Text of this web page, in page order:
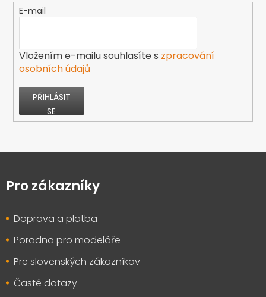
E-mail
Vložením e-mailu souhlasíte s zpracování
osobních údajů
PŘIHLÁSIT
SE
pPro zákazníky
Doprava a platba
Poradna pro modeláře
Pre slovenských zákazníkov
Časté dotazy